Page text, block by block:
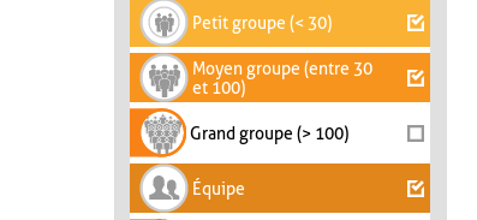
Petit groupe (< 30)
Moyen groupe (entre 30
et 100)
Grand groupe (> 100)
Équipe